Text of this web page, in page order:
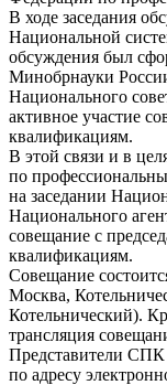
В ходе заседания
Национальной
обсуждения был
Минобрнауки
Национального
активное участие
квалификациям.
В этой связи и в
по
на заседании
Национального
совещание с
квалификациям.
Совещание
Москва,
Котельнический).
трансляция
Представители СПК
по адресу